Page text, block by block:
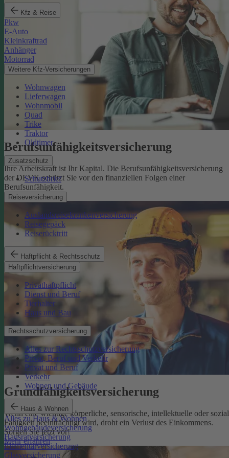
Kfz & Reise
Pkw
E-Auto
Kleinkraftrad
Anhänger
Motorrad
Weitere Kfz-Versicherungen
Wohnwagen
Lieferwagen
Wohnmobil
Quad
Trike
Traktor
Oldtimer
Zusatzschutz
Schutzbrief
Reiseversicherung
Auslandsreisekrankenversicherung
Reisegepäck
Reiserücktritt
Haftpflicht & Rechtsschutz
Haftpflichtversicherung
Privathaftpflicht
Dienst und Beruf
Tierhalter
Haus und Bau
Rechtsschutzversicherung
Alles zur Rechtsschutzversicherung
Privat, Beruf und Verkehr
Privat und Beruf
Verkehr
Wohnen und Gebäude
Haus & Wohnen
Alles zu Haus & Wohnen
Wohngebäudeversicherung
Hausratversicherung
Elementarversicherung
Glasversicherung
Berufsunfähigkeits­versicherung
Ihre Arbeitskraft ist Ihr Kapital. Die Berufsunfähigkeitsversicherung
der DEVK schützt Sie vor den finanziellen Folgen einer
Berufsunfähigkeit.
Mehr erfahren
Grundfähigkeits­versicherung
Wenn eine wichtige körperliche, sensorische, intellektuelle oder
Fähigkeit beeinträchtigt wird, droht ein Verlust des Einkommens.
Sorgen Sie jetzt vor!
Mehr erfahren